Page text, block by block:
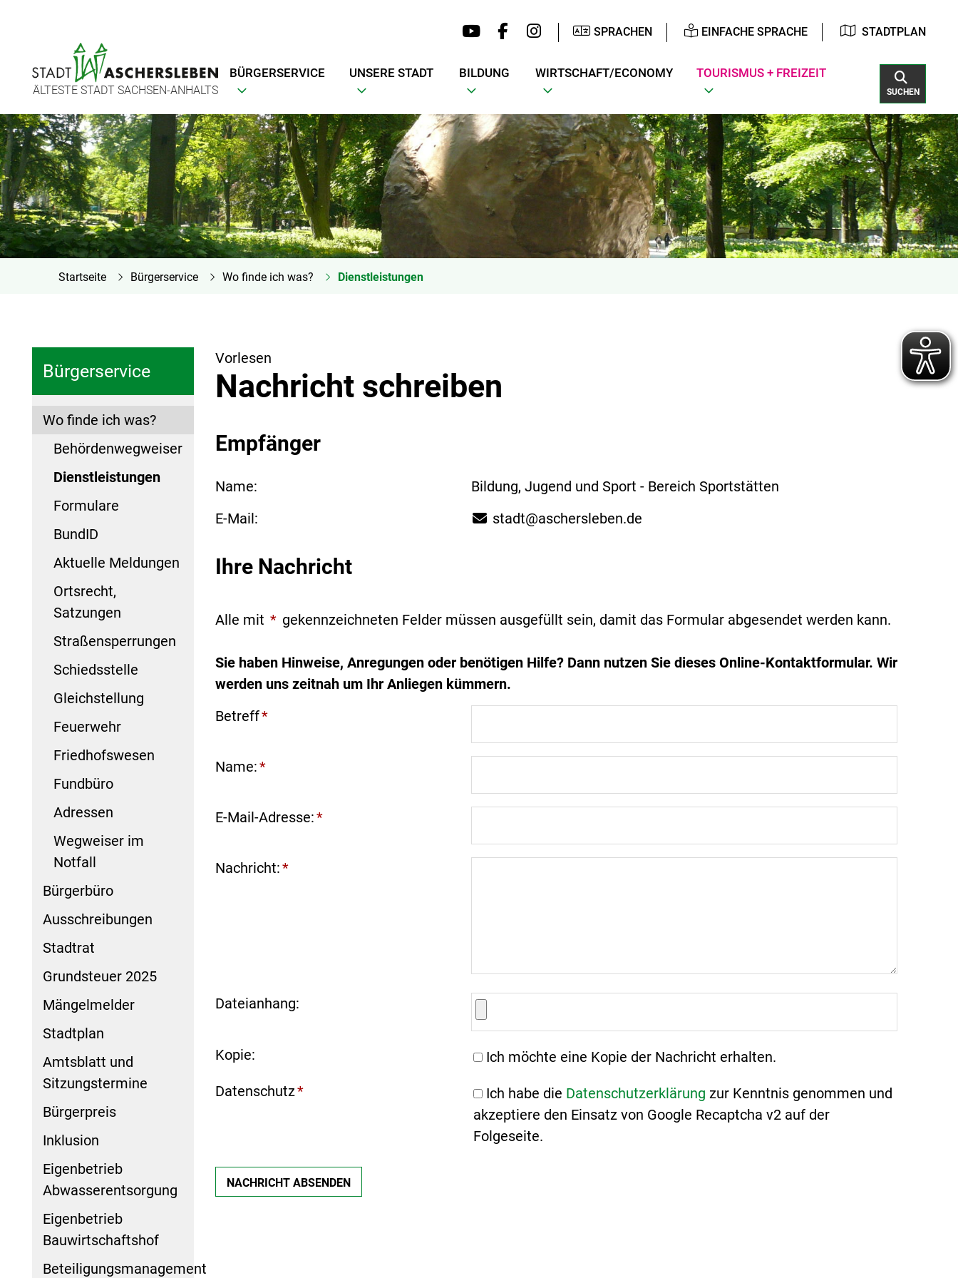
SPRACHEN EINFACHE SPRACHE STADTPLAN
ÄLTESTE STADT SACHSEN-ANHALTS
BÜRGERSERVICE UNSERE STADT BILDUNG WIRTSCHAFT/ECONOMY TOURISMUS + FREIZEIT
SUCHEN
Startseite Bürgerservice Wo finde ich was? Dienstleistungen
Bürgerservice
Wo finde ich was?
Behördenwegweiser
Dienstleistungen
Formulare
BundID
Aktuelle Meldungen
Ortsrecht,
Satzungen
Straßensperrungen
Schiedsstelle
Gleichstellung
Feuerwehr
Friedhofswesen
Fundbüro
Adressen
Wegweiser im
Notfall
Bürgerbüro
Ausschreibungen
Stadtrat
Grundsteuer 2025
Mängelmelder
Stadtplan
Amtsblatt und
Sitzungstermine
Bürgerpreis
Inklusion
Eigenbetrieb
Abwasserentsorgung
Eigenbetrieb
Bauwirtschaftshof
Beteiligungsmanagement
Vorlesen
Nachricht schreiben
Empfänger
Name:
Bildung, Jugend und Sport - Bereich Sportstätten
E-Mail:
stadt@aschersleben.de
Ihre Nachricht
Alle mit * gekennzeichneten Felder müssen ausgefüllt sein, damit das Formular abgesendet werden kann.
Sie haben Hinweise, Anregungen oder benötigen Hilfe? Dann nutzen Sie dieses Online-Kontaktformular. Wir
werden uns zeitnah um Ihr Anliegen kümmern.
Betreff*
Name:*
E-Mail-Adresse:*
Nachricht:*
Dateianhang:
Kopie:
Ich möchte eine Kopie der Nachricht erhalten.
Datenschutz* Ich habe die Datenschutzerklärung zur Kenntnis genommen und
akzeptiere den Einsatz von Google Recaptcha v2 auf der
Folgeseite.